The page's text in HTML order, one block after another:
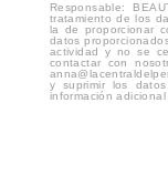
Responsable:
tratamiento de los
la de proporcionar
datos
actividad y no se
contactar con
y suprimir los
información